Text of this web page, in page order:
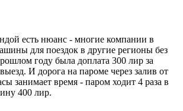
есть нюанс - многие компании в
для поездок в другие регионы без
году была доплата 300 лир за
И дорога на пароме через залив от
занимает время - паром ходит 4 раза в
400 лир.